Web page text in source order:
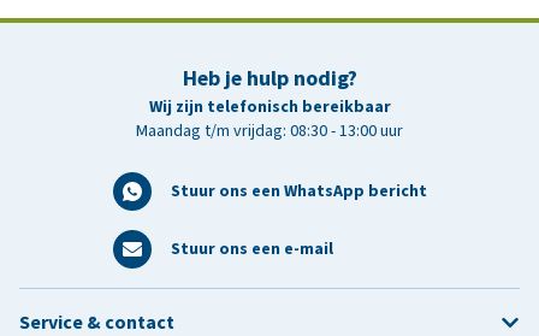
Heb je hulp nodig?
Wij zijn telefonisch bereikbaar
Maandag t/m vrijdag: 08:30 - 13:00 uur
Stuur ons een WhatsApp bericht
Stuur ons een e-mail
Service & contact